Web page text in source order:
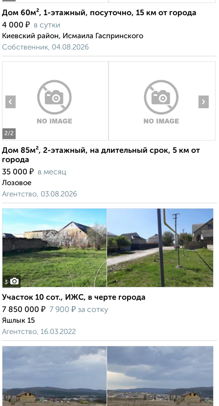
Дом 60м², 1-этажный, посуточно, 15 км от города
4 000 ₽ в сутки
Киевский район, Исмаила Гаспринского
Собственник, 04.08.2026
2/2
‹ ›
Дом 85м², 2-этажный, на длительный срок, 5 км от
города
35 000 ₽ в месяц
Лозовое
Агентство, 03.08.2026
3
Участок 10 сот., ИЖС, в черте города
7 850 000 ₽ 7 900 ₽ за сотку
Яшлык 15
Агентство, 16.03.2022